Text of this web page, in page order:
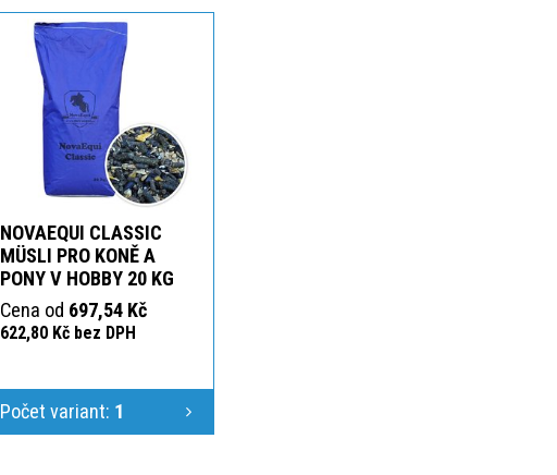
NOVAEQUI CLASSIC
MÜSLI PRO KONĚ A
PONY V HOBBY 20 KG
Cena od 697,54 Kč
622,80 Kč bez DPH
Počet variant: 1